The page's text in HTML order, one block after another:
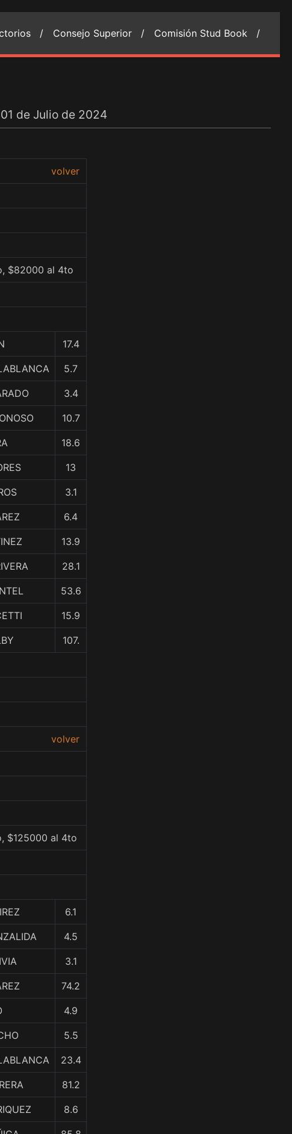
/ Consejo Superior / Comisión Stud Book /
de Julio de 2024
volver
$82000 al 4to
17.4
5.7
3.4
10.7
18.6
13
3.1
6.4
13.9
28.1
53.6
15.9
107.
volver
$125000 al 4to
6.1
4.5
3.1
74.2
4.9
5.5
23.4
81.2
8.6